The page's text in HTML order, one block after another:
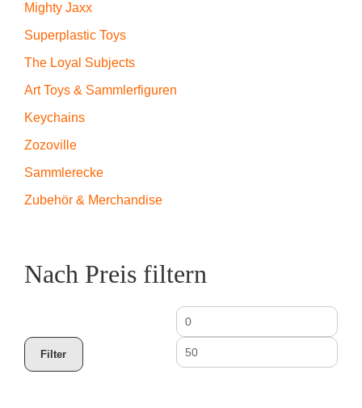
Mighty Jaxx
Superplastic Toys
The Loyal Subjects
Art Toys & Sammlerfiguren
Keychains
Zozoville
Sammlerecke
Zubehör & Merchandise
Nach Preis filtern
Min.
Preis
Filter